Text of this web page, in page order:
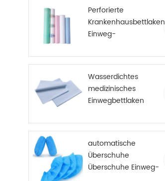
Perforierte
Krankenhausbettlaken
Einweg-
Abdeckungsrolle PE-
Wasserdichtes
medizinisches
Einwegbettlaken
automatische
Überschuhe
Überschuhe Einweg-